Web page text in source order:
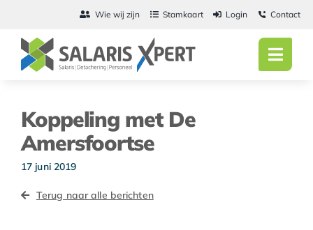
inhoud
Wie wij zijn Stamkaart Login Contact
Koppeling met De
Amersfoortse
17 juni 2019
Terug naar alle berichten